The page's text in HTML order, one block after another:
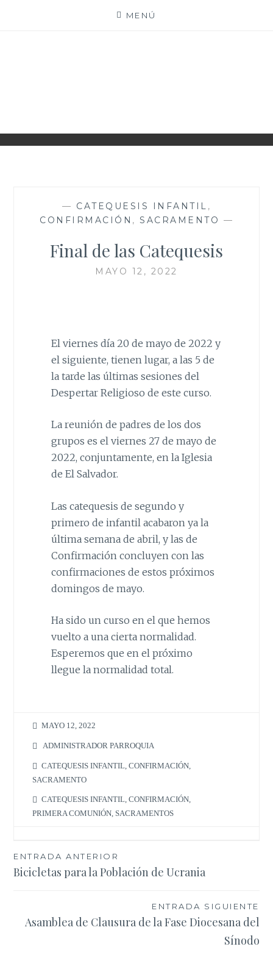
MENÚ
— CATEQUESIS INFANTIL ,
CONFIRMACIÓN , SACRAMENTO —
Final de las Catequesis
MAYO 12, 2022
El viernes día 20 de mayo de 2022 y
el siguiente, tienen lugar, a las 5 de
la tarde las últimas sesiones del
Despertar Religioso de este curso.
La reunión de padres de los dos
grupos es el viernes 27 de mayo de
2022, conjuntamente, en la Iglesia
de El Salvador.
Las catequesis de segundo y
primero de infantil acabaron ya la
última semana de abril, y las de
Confirmación concluyen con las
confirmaciones de estos próximos
domingos de mayo.
Ha sido un curso en el que hemos
vuelto a una cierta normalidad.
Esperemos que en el próximo
llegue la normalidad total.
MAYO 12, 2022
ADMINISTRADOR PARROQUIA
CATEQUESIS INFANTIL,CONFIRMACIÓN,
SACRAMENTO
CATEQUESIS INFANTIL,CONFIRMACIÓN,
PRIMERA COMUNIÓN SACRAMENTOS
Navegación
de
ENTRADA ANTERIOR
Bicicletas para la Población de Ucrania
ENTRADA SIGUIENTE
Asamblea de Clausura de la Fase Diocesana del
Sínodo